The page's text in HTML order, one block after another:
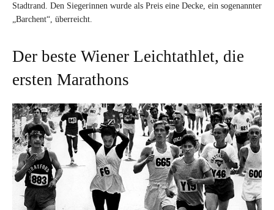
Stadtrand. Den Siegerinnen wurde als Preis eine Decke, ein sogenannter
„Barchent“, überreicht.
Der beste Wiener Leichtathlet, die
ersten Marathons